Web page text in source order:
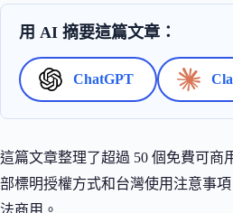
用 AI 摘要這篇文章：
ChatGPT
這篇文章整理了超過 50 個免費可商
部標明授權方式和台灣使用注意事
法商用。